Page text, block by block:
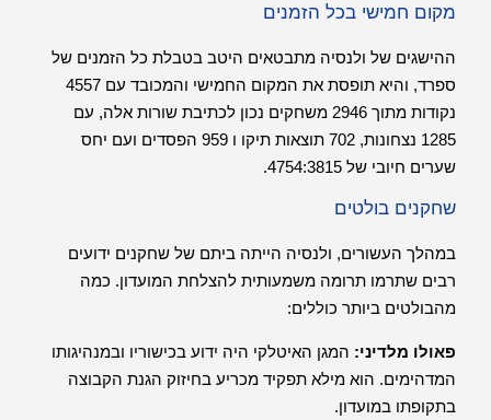
מקום חמישי בכל הזמנים
ההישגים של ולנסיה מתבטאים היטב בטבלת כל הזמנים של
ספרד, והיא תופסת את המקום החמישי והמכובד עם 4557
נקודות מתוך 2946 משחקים נכון לכתיבת שורות אלה, עם
1285 נצחונות, 702 תוצאות תיקו ו 959 הפסדים ועם יחס
שערים חיובי של 4754:3815.
שחקנים בולטים
במהלך העשורים, ולנסיה הייתה ביתם של שחקנים ידועים
רבים שתרמו תרומה משמעותית להצלחת המועדון. כמה
מהבולטים ביותר כוללים:
פאולו מלדיני: המגן האיטלקי היה ידוע בכישוריו ובמנהיגותו
המדהימים. הוא מילא תפקיד מכריע בחיזוק הגנת הקבוצה
בתקופתו במועדון.